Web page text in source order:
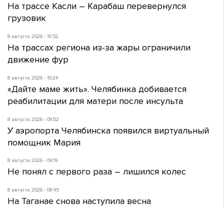
На трассе Касли – Карабаш перевернулся
грузовик
8 августа 2026 - 10:52
На трассах региона из-за жары ограничили
движение фур
8 августа 2026 - 10:24
«Дайте маме жить». Челябинка добивается
реабилитации для матери после инсульта
8 августа 2026 - 09:52
У аэропорта Челябинска появился виртуальный
помощник Мария
8 августа 2026 - 09:19
Не понял с первого раза – лишился колес
8 августа 2026 - 08:45
На Таганае снова наступила весна